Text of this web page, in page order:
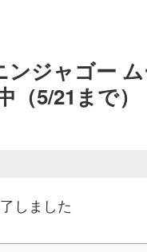
ンジャゴー
（5/21まで）
しました